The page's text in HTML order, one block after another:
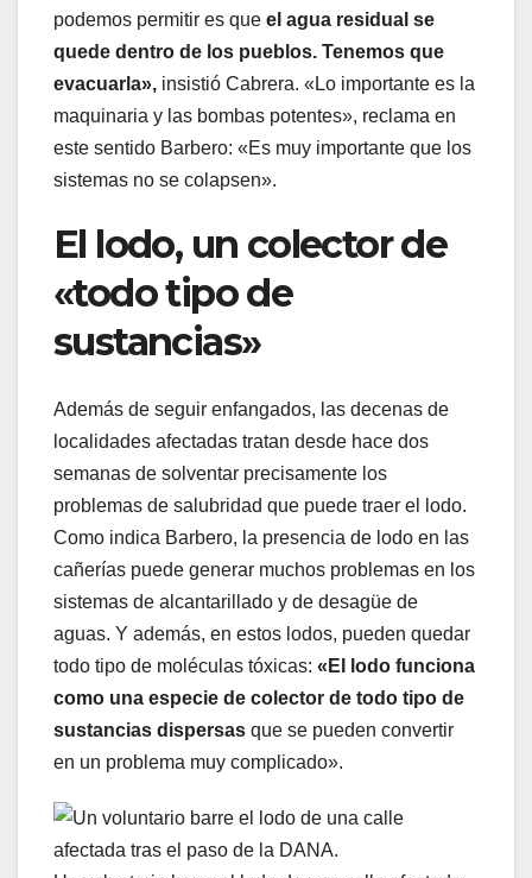
podemos permitir es que el agua residual se
quede dentro de los pueblos. Tenemos que
evacuarla», insistió Cabrera. «Lo importante es la
maquinaria y las bombas potentes», reclama en
este sentido Barbero: «Es muy importante que los
sistemas no se colapsen».
El lodo, un colector de
«todo tipo de
sustancias»
Además de seguir enfangados, las decenas de
localidades afectadas tratan desde hace dos
semanas de solventar precisamente los
problemas de salubridad que puede traer el lodo.
Como indica Barbero, la presencia de lodo en las
cañerías puede generar muchos problemas en los
sistemas de alcantarillado y de desagüe de
aguas. Y además, en estos lodos, pueden quedar
todo tipo de moléculas tóxicas: «El lodo funciona
como una especie de colector de todo tipo de
sustancias dispersas que se pueden convertir
en un problema muy complicado».